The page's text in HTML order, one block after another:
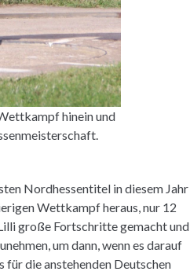
hinein und
Nordhessentitel in diesem Jahr
Wettkampf heraus, nur 12
große Fortschritte gemacht und
um dann, wenn es darauf
für die anstehenden Deutschen